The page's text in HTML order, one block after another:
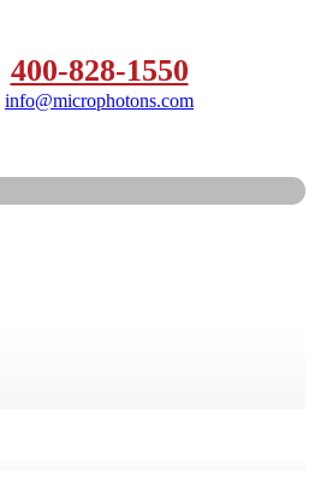
400-828-1550
info@microphotons.com